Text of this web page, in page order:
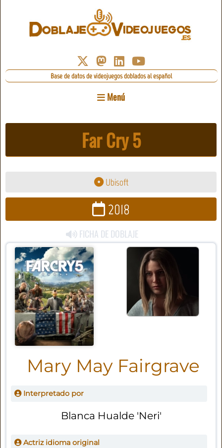
Base de datos de videojuegos doblados al español
Menú
Far Cry 5
Ubisoft
2018
FICHA DE DOBLAJE
Mary May Fairgrave
Interpretado por
Blanca Hualde 'Neri'
Actriz idioma original